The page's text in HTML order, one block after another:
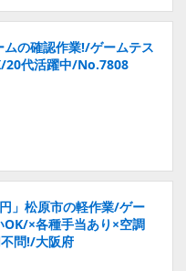
の確認作業!/ゲームテス
20代活躍中/No.7808
」松原市の軽作業/ゲー
×各種手当あり×空調
問!/大阪府